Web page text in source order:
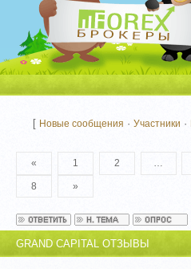
[ Новые сообщения ·Участники ·
« 1 2
8 »
GRAND CAPITAL ОТЗЫВЫ